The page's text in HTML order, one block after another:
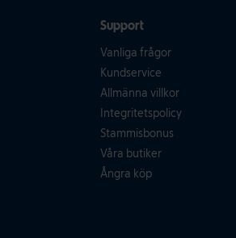
Support
Vanliga frågor
Kundservice
Allmänna villkor
Integritetspolicy
Stammisbonus
Våra butiker
Ångra köp